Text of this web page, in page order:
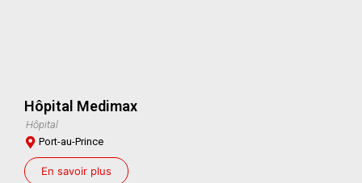
Hôpital Medimax
Hôpital
Port-au-Prince
En savoir plus